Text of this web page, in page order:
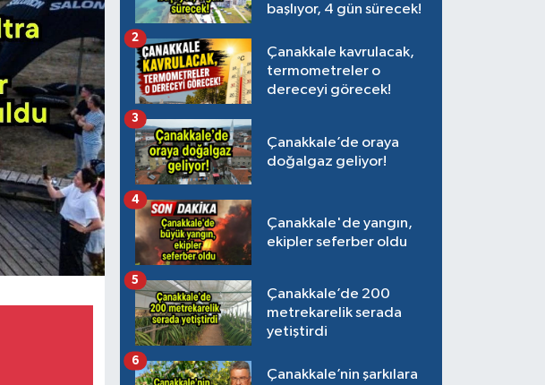
başlıyor, 4 gün sürecek!
Çanakkale kavrulacak,
termometreler o
dereceyi görecek!
2
Çanakkale’de oraya
doğalgaz geliyor!
3
Çanakkale'de yangın,
ekipler seferber oldu
4
Çanakkale’de 200
metrekarelik serada
yetiştirdi
5
Çanakkale’nin şarkılara
6